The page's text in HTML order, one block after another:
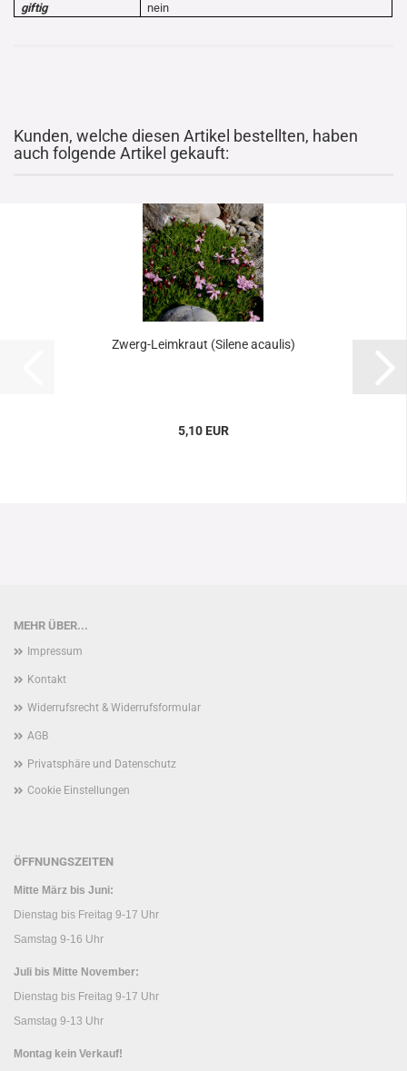
giftig
nein
Kunden, welche diesen Artikel bestellten, haben
auch folgende Artikel gekauft:
Zwerg-Leimkraut (Silene acaulis)
5,10 EUR
MEHR ÜBER...
Impressum
Kontakt
Widerrufsrecht & Widerrufsformular
AGB
Privatsphäre und Datenschutz
Cookie Einstellungen
ÖFFNUNGSZEITEN
Mitte März bis Juni:
Dienstag bis Freitag 9-17 Uhr
Samstag 9-16 Uhr
Juli bis Mitte November:
Dienstag bis Freitag 9-17 Uhr
Samstag 9-13 Uhr
Montag kein Verkauf!